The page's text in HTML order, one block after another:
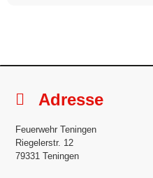
Adresse
Feuerwehr Teningen
Riegelerstr. 12
79331 Teningen